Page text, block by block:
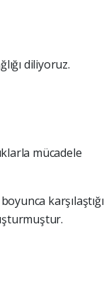
diliyoruz.
mücadele
karşılaştığı